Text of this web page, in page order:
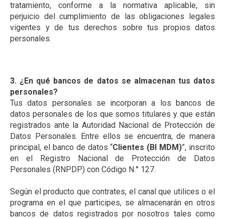
tratamiento, conforme a la normativa aplicable, sin
perjuicio del cumplimiento de las obligaciones legales
vigentes y de tus derechos sobre tus propios datos
personales.
3. ¿En qué bancos de datos se almacenan tus datos
personales?
Tus datos personales se incorporan a los bancos de
datos personales de los que somos titulares y que están
registrados ante la Autoridad Nacional de Protección de
Datos Personales. Entre ellos se encuentra, de manera
principal, el banco de datos “Clientes (BI MDM)”, inscrito
en el Registro Nacional de Protección de Datos
Personales (RNPDP) con Código N.° 127.
Según el producto que contrates, el canal que utilices o el
programa en el que participes, se almacenarán en otros
bancos de datos registrados por nosotros tales como